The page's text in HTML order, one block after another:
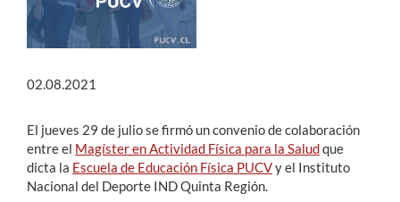
02.08.2021
El jueves 29 de julio se firmó un convenio de colaboración
entre el Magíster en Actividad Física para la Saludque
dicta la Escuela de Educación Física PUCVy el Instituto
Nacional del Deporte IND Quinta Región.